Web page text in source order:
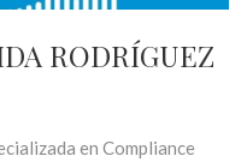
RODRÍGUEZ
en Compliance